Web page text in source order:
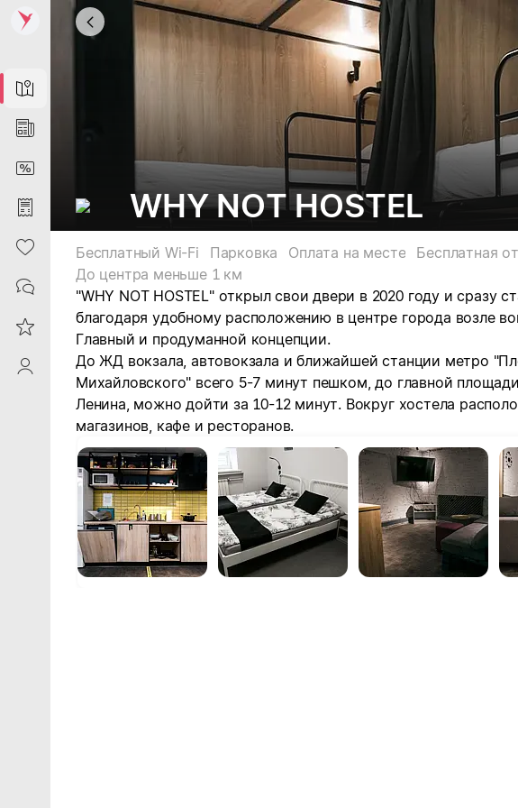
Map
News
DiscountCard
Purchases
Heart
Contacts
Reviews
ProfileSaby
WHY NOT HOSTEL
Бесплатный Wi-Fi Парковка Оплата на месте
Бесплатная
До центра меньше 1 км
"WHY NOT HOSTEL" открыл свои двери в 2020 году и сразу
благодаря удобному расположению в центре города возле
Главный и продуманной концепции.
До ЖД вокзала, автовокзала и ближайшей станции метро
Михайловского" всего 5-7 минут пешком, до главной
Ленина, можно дойти за 10-12 минут. Вокруг хостела
магазинов, кафе и ресторанов.